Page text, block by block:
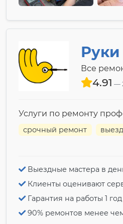
Руки
Все
4.91
Услуги по ремонту
срочный ремонт
Выездные мастера в
Клиенты оценивают
Гарантия на работы 1 год
90% ремонтов менее